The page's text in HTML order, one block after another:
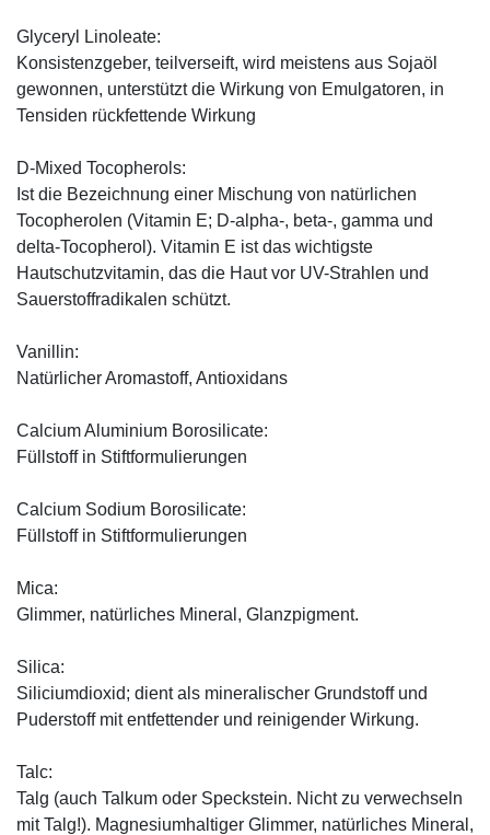
Glyceryl Linoleate:
Konsistenzgeber, teilverseift, wird meistens aus Sojaöl
gewonnen, unterstützt die Wirkung von Emulgatoren, in
Tensiden rückfettende Wirkung
D-Mixed Tocopherols:
Ist die Bezeichnung einer Mischung von natürlichen
Tocopherolen (Vitamin E; D-alpha-, beta-, gamma und
delta-Tocopherol). Vitamin E ist das wichtigste
Hautschutzvitamin, das die Haut vor UV-Strahlen und
Sauerstoffradikalen schützt.
Vanillin:
Natürlicher Aromastoff, Antioxidans
Calcium Aluminium Borosilicate:
Füllstoff in Stiftformulierungen
Calcium Sodium Borosilicate:
Füllstoff in Stiftformulierungen
Mica:
Glimmer, natürliches Mineral, Glanzpigment.
Silica:
Siliciumdioxid; dient als mineralischer Grundstoff und
Puderstoff mit entfettender und reinigender Wirkung.
Talc:
Talg (auch Talkum oder Speckstein. Nicht zu verwechseln
mit Talg!). Magnesiumhaltiger Glimmer, natürliches Mineral,